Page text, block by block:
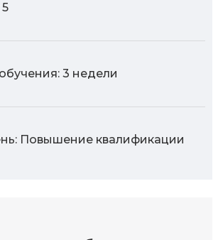
5
3 недели
Повышение квалификации